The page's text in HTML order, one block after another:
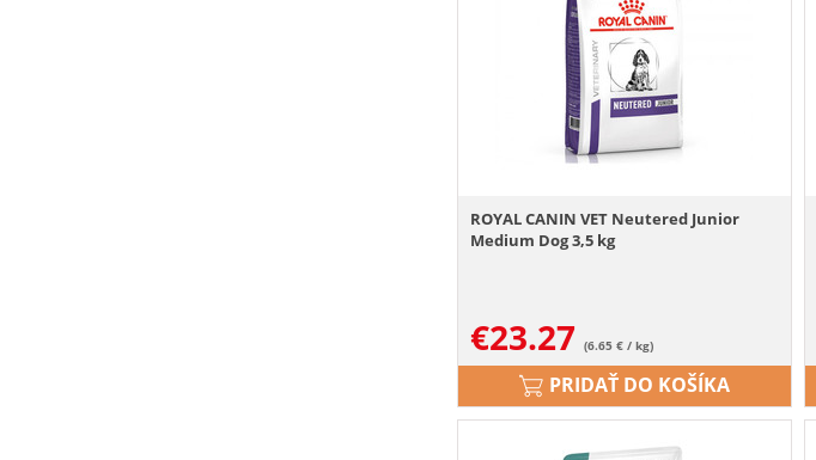
ROYAL CANIN VET Neutered Junior
Medium Dog 3,5 kg
€23.27 (6.65 € / kg)
PRIDAŤ DO KOŠÍKA